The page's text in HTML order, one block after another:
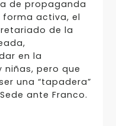
de propaganda
activa, el
de la
en la
pero que
una “tapadera”
ante Franco.